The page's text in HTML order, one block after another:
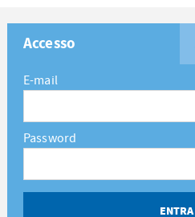
Accesso
E-mail
Password